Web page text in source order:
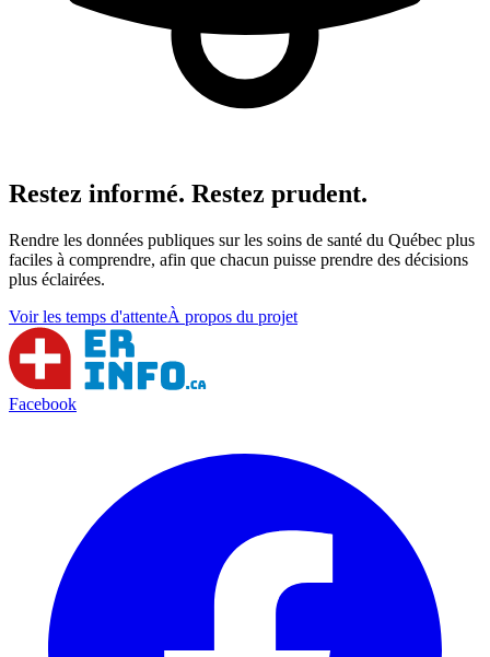
Restez informé. Restez prudent.
Rendre les données publiques sur les soins de santé du Québec plus
faciles à comprendre, afin que chacun puisse prendre des décisions
plus éclairées.
Voir les temps d'attenteÀ propos du projet
Facebook